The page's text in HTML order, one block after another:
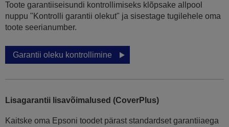
Toote garantiiseisundi kontrollimiseks klõpsake allpool
nuppu "Kontrolli garantii olekut" ja sisestage tugilehele oma
toote seerianumber.
Garantii oleku kontrollimine
Lisagarantii lisavõimalused (CoverPlus)
Kaitske oma Epsoni toodet pärast standardset garantiiaega